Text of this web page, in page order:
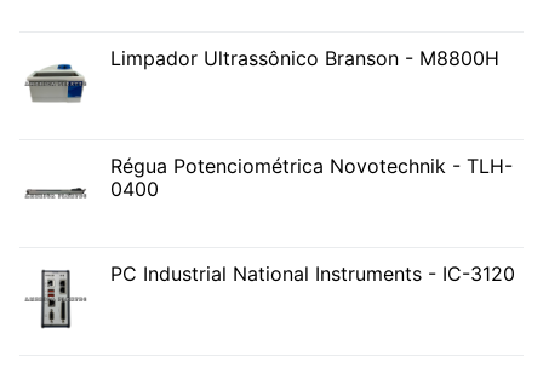
Limpador Ultrassônico Branson - M8800H
Régua Potenciométrica Novotechnik - TLH-
0400
PC Industrial National Instruments - IC-3120